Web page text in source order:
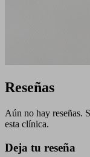
Reseñas
Aún no hay reseñas.
esta clínica.
Deja tu reseña